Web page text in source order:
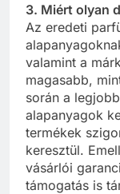
3. Miért olyan
Az eredeti
valamint a
magasabb,
során a
alapanyagok
termékek
keresztül.
vásárlói
támogatás is